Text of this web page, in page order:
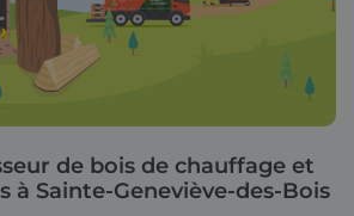
de bois de chauffage et
à Sainte-Geneviève-des-Bois